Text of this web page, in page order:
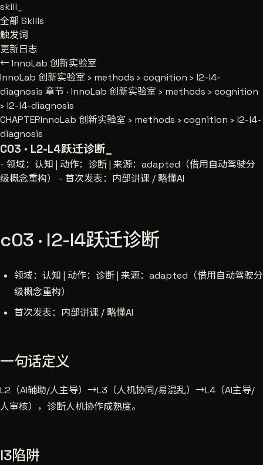
skill
全部 Skills
触发词
更新日志
← InnoLab 创新实验室
InnoLab 创新实验室 › methods › cognition › l2-l4-
diagnosis 章节 · InnoLab 创新实验室 › methods › cognition
› l2-l4-diagnosis
CHAPTERInnoLab 创新实验室 › methods › cognition › l2-l4-
diagnosis
C03 · L2-L4跃迁诊断
- 领域：认知 | 动作：诊断 | 来源：adapted（借用自动驾驶分
级概念重构） - 首次发表：内部讲课 / 略懂AI
c03 · l2-l4跃迁诊断
领域：认知 | 动作：诊断 | 来源：adapted（借用自动驾驶分
级概念重构）
首次发表：内部讲课 / 略懂AI
一句话定义
L2（AI辅助/人主导）→L3（人机协同/易混乱）→L4（AI主导/
人审核），诊断人机协作成熟度。
l3陷阱